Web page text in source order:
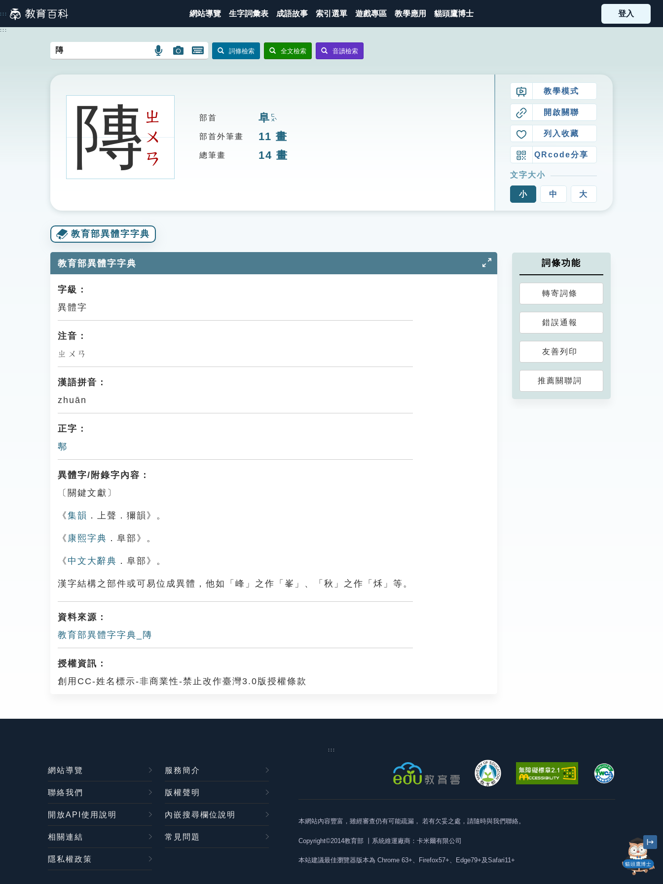
到
主
::: 網站導覽 生字詞彙表 成語故事 索引選單 遊戲專區 教學應用 貓頭鷹博士 登入
:::
語
搜
圖
圖
搜
開
鍵
詞條檢索 全文檢索 音讀檢索
䧠ㄓ
ㄨ
ㄢ
部首 阜ㄈㄨˋ
部首外筆畫 11 畫
總筆畫 14 畫
教學模式
開啟關聯
列入收藏
QRcode分享
文字大小
小 中 大
教育部異體字字典
教育部異體字字典
字級：
異體字
注音：
ㄓㄨㄢ
漢語拼音：
zhuān
正字：
鄟
異體字/附錄字內容：
〔關鍵文獻〕
《集韻 ．上聲．獮韻》。
《 康熙字典 ．阜部》。
《 中文大辭典 ．阜部》。
漢字結構之部件或可易位成異體，他如「峰」之作「峯」、「秋」之作「秌」等。
資料來源：
教育部異體字字典_䧠
授權資訊：
創用CC-姓名標示-非商業性-禁止改作臺灣3.0版授權條款
詞條功能
轉寄詞條
錯誤通報
友善列印
推薦關聯詞
貓頭鷹博士
:::
網站導覽 服務簡介
聯絡我們 版權聲明
開放API使用說明 內嵌搜尋欄位說明
相關連結 常見問題
隱私權政策
本網站內容豐富，雖經審查仍有可能疏漏， 若有欠妥之處，請隨時與我們聯絡。
Copyright©2014教育部 丨系統維運廠商：卡米爾有限公司
本站建議最佳瀏覽器版本為 Chrome 63+、Firefox57+、Edge79+及Safari11+